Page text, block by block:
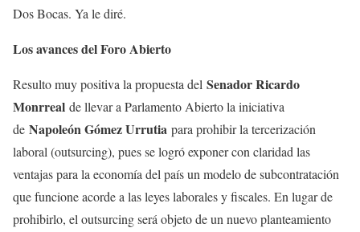
Dos Bocas. Ya le diré.
Los avances del Foro Abierto
Resulto muy positiva la propuesta del Senador Ricardo
Monrreal de llevar a Parlamento Abierto la iniciativa
de Napoleón Gómez Urrutia para prohibir la tercerización
laboral (outsurcing), pues se logró exponer con claridad las
ventajas para la economía del país un modelo de subcontratación
que funcione acorde a las leyes laborales y fiscales. En lugar de
prohibirlo, el outsurcing será objeto de un nuevo planteamiento